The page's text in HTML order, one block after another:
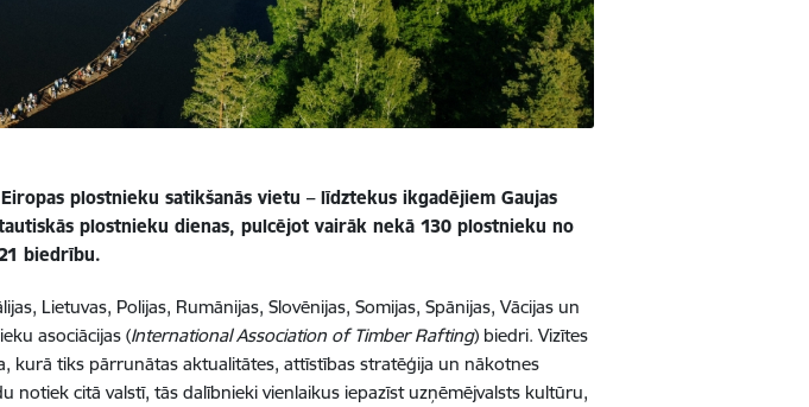
plostnieku satikšanās vietu – līdztekus ikgadējiem Gaujas
plostnieku dienas, pulcējot vairāk nekā 130 plostnieku no
biedrību.
Lietuvas, Polijas, Rumānijas, Slovēnijas, Somijas, Spānijas, Vācijas un
asociācijas (International Association of Timber Rafting) biedri. Vizītes
kurā tiks pārrunātas aktualitātes, attīstības stratēģija un nākotnes
notiek citā valstī, tās dalībnieki vienlaikus iepazīst uzņēmējvalsts kultūru,